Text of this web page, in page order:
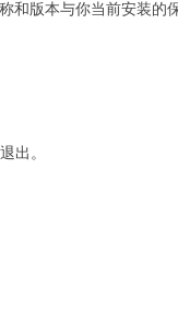
和版本与你当前安装的
出。